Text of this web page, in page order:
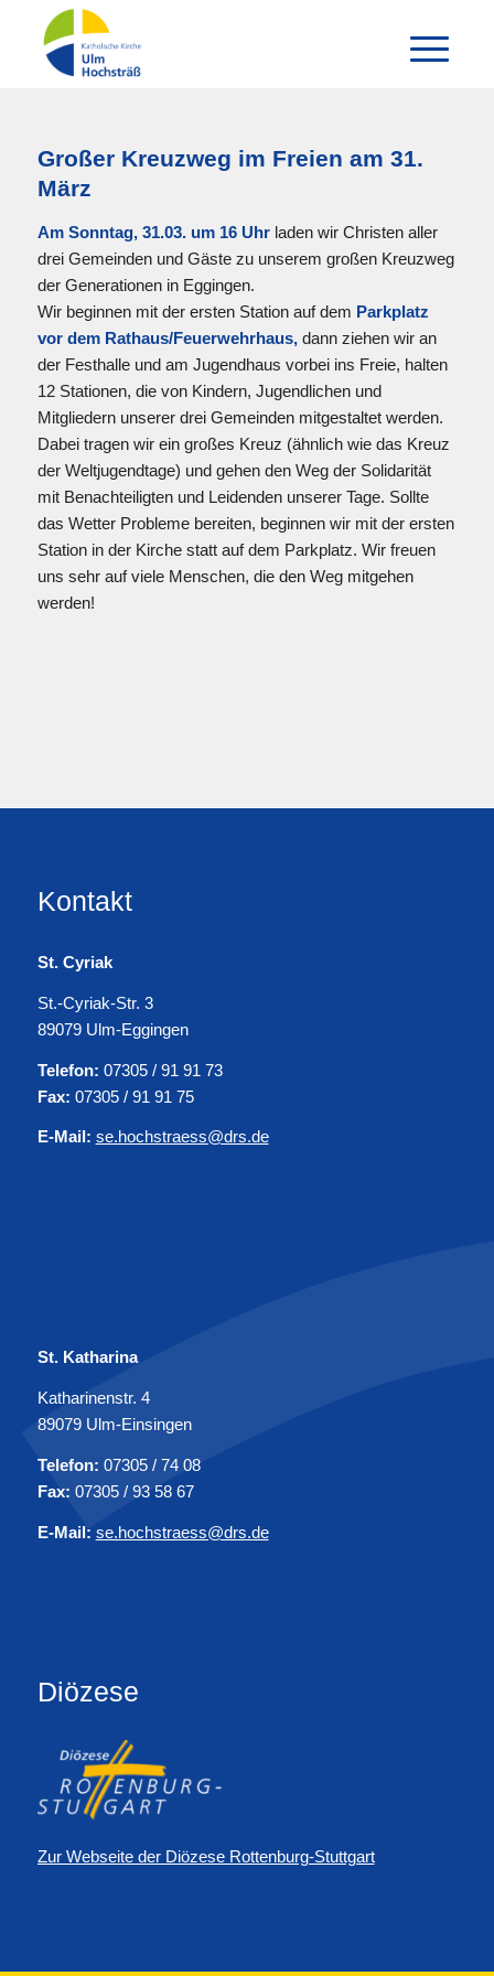
Großer Kreuzweg im Freien am 31.
März
Am Sonntag, 31.03. um 16 Uhrladen wir Christen aller
drei Gemeinden und Gäste zu unserem großen Kreuzweg
der Generationen in Eggingen.
Wir beginnen mit der ersten Station auf dem Parkplatz
vor dem Rathaus/Feuerwehrhaus,dann ziehen wir an
der Festhalle und am Jugendhaus vorbei ins Freie, halten
12 Stationen, die von Kindern, Jugendlichen und
Mitgliedern unserer drei Gemeinden mitgestaltet werden.
Dabei tragen wir ein großes Kreuz (ähnlich wie das Kreuz
der Weltjugendtage) und gehen den Weg der Solidarität
mit Benachteiligten und Leidenden unserer Tage. Sollte
das Wetter Probleme bereiten, beginnen wir mit der ersten
Station in der Kirche statt auf dem Parkplatz. Wir freuen
uns sehr auf viele Menschen, die den Weg mitgehen
werden!
Kontakt
St. Cyriak
St.-Cyriak-Str. 3
89079 Ulm-Eggingen
Telefon: 07305 / 91 91 73
Fax: 07305 / 91 91 75
E-Mail: se.hochstraess@drs.de
St. Katharina
Katharinenstr. 4
89079 Ulm-Einsingen
Telefon: 07305 / 74 08
Fax: 07305 / 93 58 67
E-Mail: se.hochstraess@drs.de
Diözese
Zur Webseite der Diözese Rottenburg-Stuttgart